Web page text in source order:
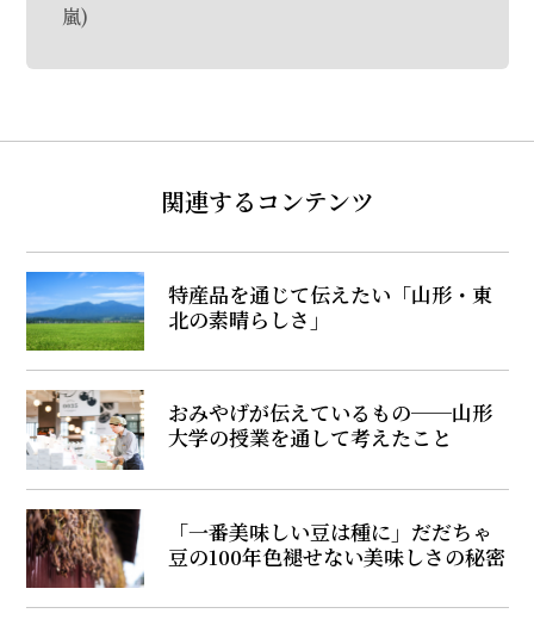
嵐)
関連するコンテンツ
特産品を通じて伝えたい「山形・東
北の素晴らしさ」
おみやげが伝えているもの──山形
大学の授業を通して考えたこと
「一番美味しい豆は種に」だだちゃ
豆の100年色褪せない美味しさの秘密